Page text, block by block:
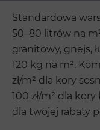
Standardowa
50–80 litrów na
granitowy, gnejs,
120 kg na m².
zł/m² dla kory
100 zł/m² dla
dla twojej rabaty